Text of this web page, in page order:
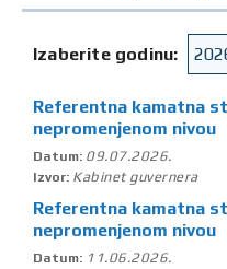
Izaberite godinu:
Referentna kamatna
nepromenjenom nivou
Datum: 09.07.2026.
Izvor: Kabinet guvernera
Referentna kamatna
nepromenjenom nivou
Datum: 11.06.2026.